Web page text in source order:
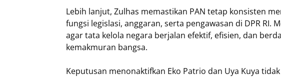
Lebih lanjut, Zulhas memastikan PAN tetap konsisten
fungsi legislasi, anggaran, serta pengawasan di DPR
agar tata kelola negara berjalan efektif, efisien, dan
kemakmuran bangsa.
Keputusan menonaktifkan Eko Patrio dan Uya Kuya